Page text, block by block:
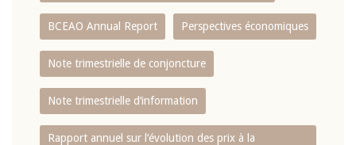
BCEAO Annual Report Perspectives économiques
Note trimestrielle de conjoncture
Note trimestrielle d‘information
Rapport annuel sur l‘évolution des prix à la